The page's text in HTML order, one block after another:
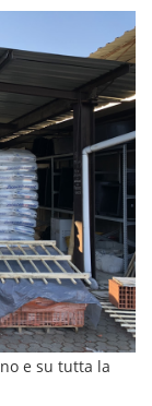
e su tutta la